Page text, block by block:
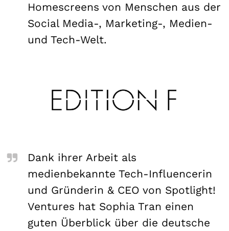
Homescreens von Menschen aus der
Social Media-, Marketing-, Medien-
und Tech-Welt.
Dank ihrer Arbeit als
medienbekannte Tech-Influencerin
und Gründerin & CEO von Spotlight!
Ventures hat Sophia Tran einen
guten Überblick über die deutsche